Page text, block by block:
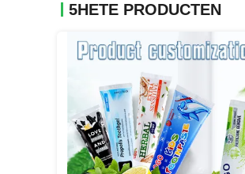
5HETE PRODUCTEN